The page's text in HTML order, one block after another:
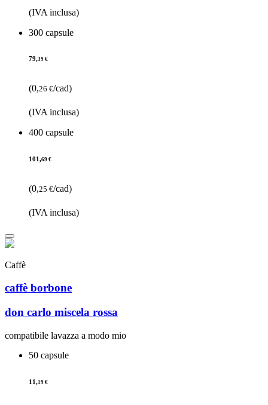
(IVA inclusa)
300 capsule
79,39 €
(0,26 €/cad)
(IVA inclusa)
400 capsule
101,69 €
(0,25 €/cad)
(IVA inclusa)
Caffè
caffè borbone
don carlo miscela rossa
compatibile lavazza a modo mio
50 capsule
11,19 €